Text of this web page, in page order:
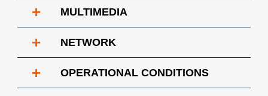
+ MULTIMEDIA
+ NETWORK
+ OPERATIONAL CONDITIONS